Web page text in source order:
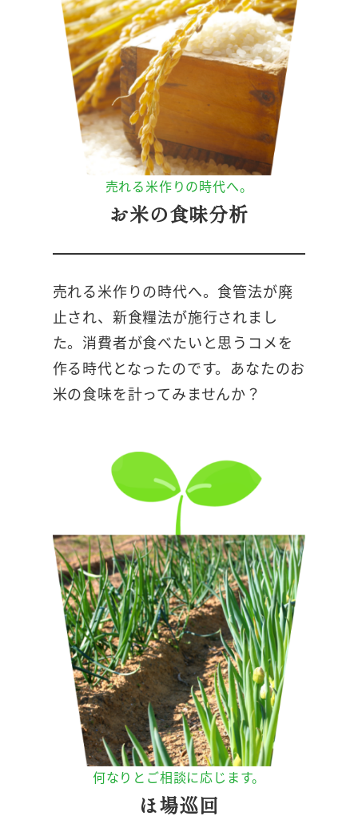
売れる米作りの時代へ。
お米の食味分析
売れる米作りの時代へ。食管法が廃
止され、新食糧法が施行されまし
た。消費者が食べたいと思うコメを
作る時代となったのです。あなたのお
米の食味を計ってみませんか？
何なりとご相談に応じます。
ほ場巡回